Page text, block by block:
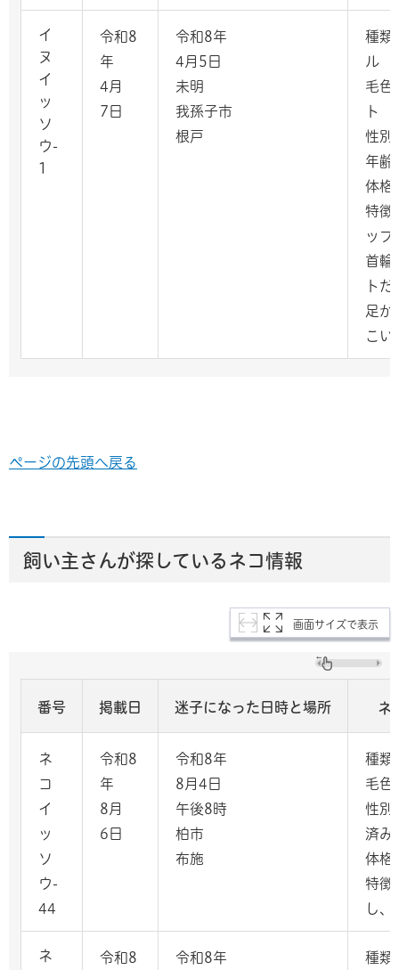
イ
ヌ
イ
ッ
ソ
ウ-
1
令和8
年
4月
7日
令和8年
4月5日
未明
我孫子市
根戸
種類
ル
毛色
ト
性別
年齢
体格
特徴
ップ
首輪
ト
足が
こい
ページの先頭へ戻る
飼い主さんが探しているネコ情報
画面サイズで表示
番号 掲載日 迷子になった日時と場所 ネ
ネ
コ
イ
ッ
ソ
ウ-
44
令和8
年
8月
6日
令和8年
8月4日
午後8時
柏市
布施
種類
毛色
性別
済み
体格
特徴
し、
ネ
令和8
令和8年
種類